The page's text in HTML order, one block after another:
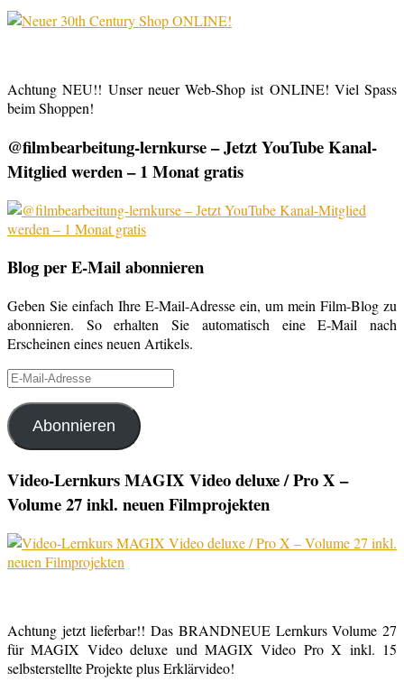
Achtung NEU!! Unser neuer Web-Shop ist ONLINE! Viel Spass
beim Shoppen!
@filmbearbeitung-lernkurse – Jetzt YouTube Kanal-
Mitglied werden – 1 Monat gratis
Blog per E-Mail abonnieren
Geben Sie einfach Ihre E-Mail-Adresse ein, um mein Film-Blog zu
abonnieren. So erhalten Sie automatisch eine E-Mail nach
Erscheinen eines neuen Artikels.
E-
Adresse
Abonnieren
Video-Lernkurs MAGIX Video deluxe / Pro X –
Volume 27 inkl. neuen Filmprojekten
Achtung jetzt lieferbar!! Das BRANDNEUE Lernkurs Volume 27
für MAGIX Video deluxe und MAGIX Video Pro X inkl. 15
selbsterstellte Projekte plus Erklärvideo!